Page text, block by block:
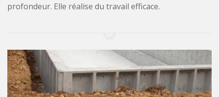
profondeur. Elle réalise du travail efficace.